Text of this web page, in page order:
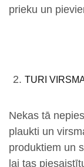
prieku un
TURI
Nekas tā
plaukti un
produktiem un
lai tas